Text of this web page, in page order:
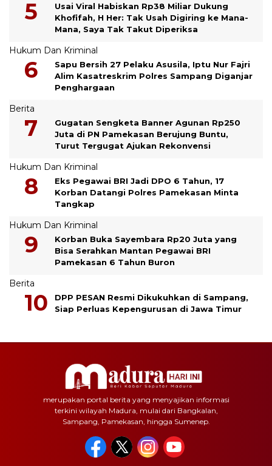
Usai Viral Habiskan Rp38 Miliar Dukung
Khofifah, H Her: Tak Usah Digiring ke Mana-
Mana, Saya Tak Takut Diperiksa
Hukum Dan Kriminal
Sapu Bersih 27 Pelaku Asusila, Iptu Nur Fajri
Alim Kasatreskrim Polres Sampang Diganjar
Penghargaan
Berita
Gugatan Sengketa Banner Agunan Rp250
Juta di PN Pamekasan Berujung Buntu,
Turut Tergugat Ajukan Rekonvensi
Hukum Dan Kriminal
Eks Pegawai BRI Jadi DPO 6 Tahun, 17
Korban Datangi Polres Pamekasan Minta
Tangkap
Hukum Dan Kriminal
Korban Buka Sayembara Rp20 Juta yang
Bisa Serahkan Mantan Pegawai BRI
Pamekasan 6 Tahun Buron
Berita
DPP PESAN Resmi Dikukuhkan di Sampang,
Siap Perluas Kepengurusan di Jawa Timur
merupakan portal berita yang menyajikan informasi
terkini wilayah Madura, mulai dari Bangkalan,
Sampang, Pamekasan, hingga Sumenep.